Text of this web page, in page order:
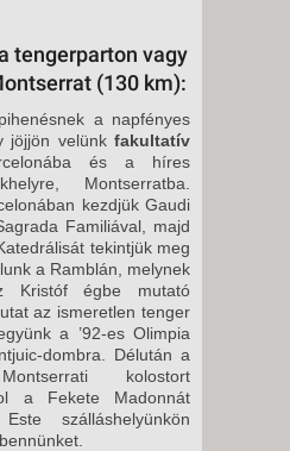
tengerparton vagy
(130 km):
a napfényes
jöj­jön velünk fakultatív
és a híres
Montserratba.
kezd­jük Gaudi
Familiával, majd
tekintjük meg
a Ramblán, melynek
Kristóf égbe mutató
az ismeretlen tenger
a ’92-es Olimpia
dombra. Délután a
kolostort
a Fekete Madonnát
szálláshelyünkön